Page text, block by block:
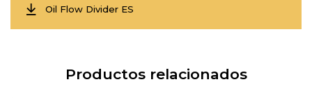
Oil Flow Divider ES
Productos relacionados